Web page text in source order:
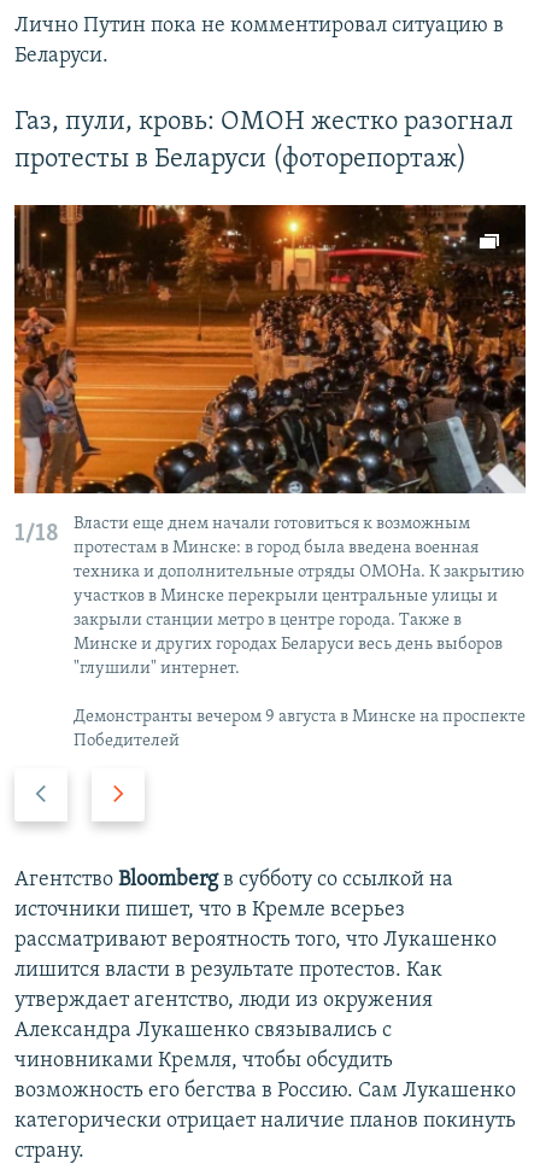
Лично Путин пока не комментировал ситуацию в
Беларуси.
Газ, пули, кровь: ОМОН жестко разогнал
протесты в Беларуси (фоторепортаж)
1/18
Власти еще днем начали готовиться к возможным
протестам в Минске: в город была введена военная
техника и дополнительные отряды ОМОНа. К закрытию
участков в Минске перекрыли центральные улицы и
закрыли станции метро в центре города. Также в
Минске и других городах Беларуси весь день выборов
"глушили" интернет.
Демонстранты вечером 9 августа в Минске на проспекте
Победителей
д
ы
д
у
щ
и
й
с
л
а
д
у
ю
щ
и
й
с
л
а
Агентство Bloombergв субботу со ссылкой на
источники пишет, что в Кремле всерьез
рассматривают вероятность того, что Лукашенко
лишится власти в результате протестов. Как
утверждает агентство, люди из окружения
Александра Лукашенко связывались с
чиновниками Кремля, чтобы обсудить
возможность его бегства в Россию. Сам Лукашенко
категорически отрицает наличие планов покинуть
страну.